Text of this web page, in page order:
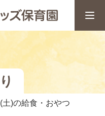
土)の給食・おやつ